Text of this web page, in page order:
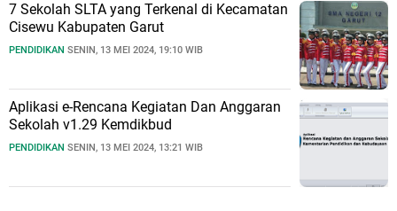
7 Sekolah SLTA yang Terkenal di Kecamatan
Cisewu Kabupaten Garut
PENDIDIKAN SENIN, 13 MEI 2024, 19:10 WIB
Aplikasi e-Rencana Kegiatan Dan Anggaran
Sekolah v1.29 Kemdikbud
PENDIDIKAN SENIN, 13 MEI 2024, 13:21 WIB